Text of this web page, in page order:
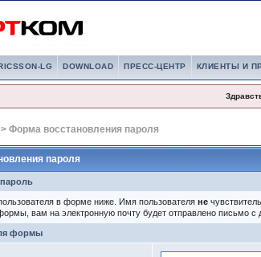
LG DOWNLOAD ПРЕСС-ЦЕНТР КЛИЕНТЫ И
> Форма восстановления пароля
пароля
в форме ниже. Имя пользователя не
вам на электронную почту будет отправлено письмо
формы